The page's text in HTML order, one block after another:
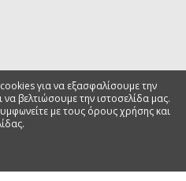
για να εξασφαλίσουμε την
να βελτιώσουμε την ιστοσελίδα μας.
με τους όρους χρήσης και